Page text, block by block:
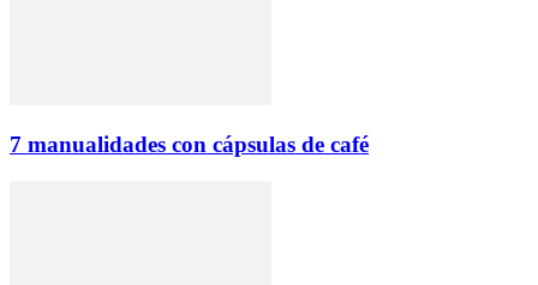
7 manualidades con cápsulas de café